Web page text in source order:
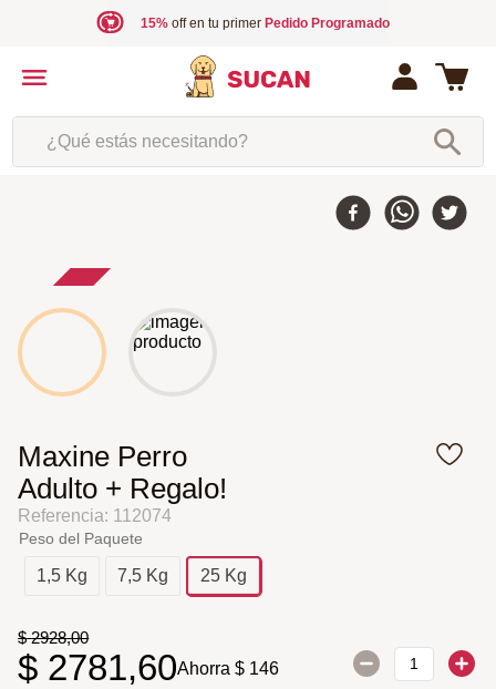
15%off en tu primer Pedido Programado
¿Qué estás necesitando?
-5 %
Maxine Perro
Adulto + Regalo!
Referencia: 112074
Peso del Paquete
1,5 Kg 7,5 Kg 25 Kg
$ 2928,00
$ 2781,60Ahorra$ 146